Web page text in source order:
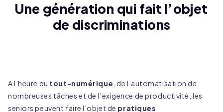
Une génération qui fait l’objet
de discriminations
A l’heure du tout-numérique , de l’automatisation de
nombreuses tâches et de l’exigence de productivité, les
seniors peuvent faire l’objet de pratiques
Paramétrage des cookies sur les sites
Flex
Pour en savoir plus vous pouvez à tout moment modifier
vos préférences grâce à l’outil de gestion des
préférences des cookies, accessible également depuis
le lien «Gestion des cookies» en pied de page.